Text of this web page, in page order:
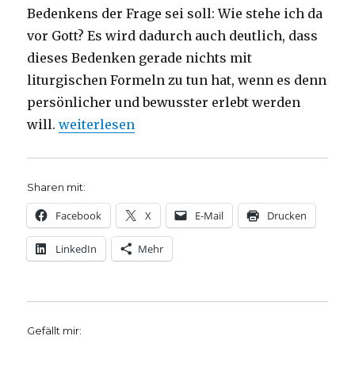
Bedenkens der Frage sei soll: Wie stehe ich da
vor Gott? Es wird dadurch auch deutlich, dass
dieses Bedenken gerade nichts mit
liturgischen Formeln zu tun hat, wenn es denn
persönlicher und bewusster erlebt werden
will.„Wie stehe ich da vor Gott? Rezension von
weiterlesen
Sharen mit:
Facebook X E-Mail Drucken
LinkedIn Mehr
Gefällt mir: